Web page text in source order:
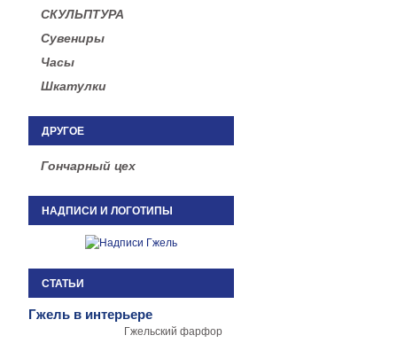
СКУЛЬПТУРА
Сувениры
Часы
Шкатулки
ДРУГОЕ
Гончарный цех
НАДПИСИ И ЛОГОТИПЫ
СТАТЬИ
Гжель в интерьере
Гжельский фарфор